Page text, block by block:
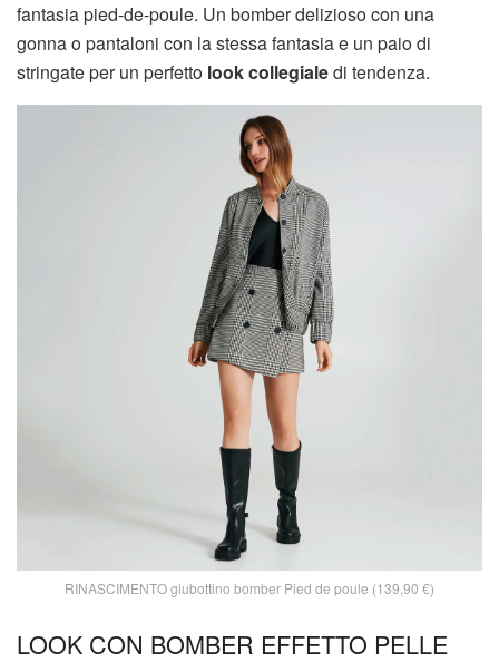
fantasia pied-de-poule. Un bomber delizioso con una
gonna o pantaloni con la stessa fantasia e un paio di
stringate per un perfetto look collegialedi tendenza.
RINASCIMENTO giubottino bomber Pied de poule (139,90 €)
LOOK CON BOMBER EFFETTO PELLE